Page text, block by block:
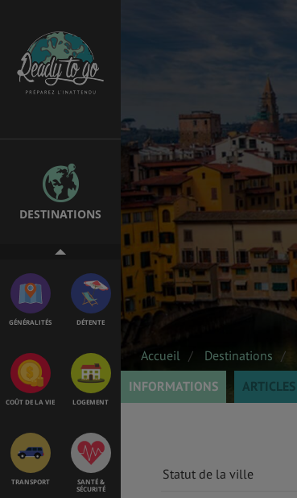
DESTINATIONS
ÉTUDES
EMPLOIS &
STAGES
GÉNÉRALITÉS DÉTENTE
COÛT DE LA VIE LOGEMENT
TRANSPORT
SANTÉ &
SÉCURITÉ
Accueil Destinations
INFORMATIONS
ARTICLES
Statut de la ville